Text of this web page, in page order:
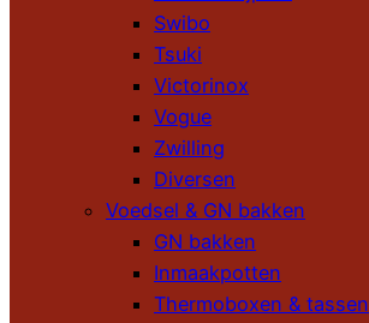
Swibo
Tsuki
Victorinox
Vogue
Zwilling
Diversen
Voedsel & GN bakken
GN bakken
Inmaakpotten
Thermoboxen & tassen